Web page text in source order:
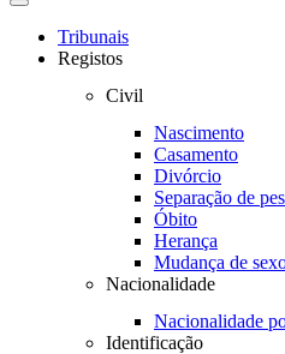
Toggle
navigationTribunais
Registos
Civil
Nascimento
Casamento
Divórcio
Separação de
Óbito
Herança
Mudança de
Nacionalidade
Nacionalidade
Identificação